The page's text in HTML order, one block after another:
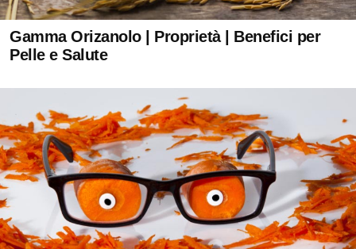
Gamma Orizanolo | Proprietà | Benefici per
Pelle e Salute